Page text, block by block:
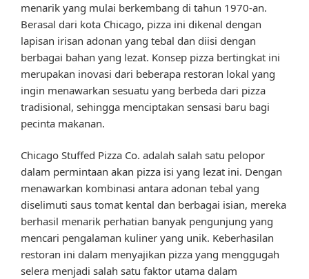
menarik yang mulai berkembang di tahun 1970-an.
Berasal dari kota Chicago, pizza ini dikenal dengan
lapisan irisan adonan yang tebal dan diisi dengan
berbagai bahan yang lezat. Konsep pizza bertingkat ini
merupakan inovasi dari beberapa restoran lokal yang
ingin menawarkan sesuatu yang berbeda dari pizza
tradisional, sehingga menciptakan sensasi baru bagi
pecinta makanan.
Chicago Stuffed Pizza Co. adalah salah satu pelopor
dalam permintaan akan pizza isi yang lezat ini. Dengan
menawarkan kombinasi antara adonan tebal yang
diselimuti saus tomat kental dan berbagai isian, mereka
berhasil menarik perhatian banyak pengunjung yang
mencari pengalaman kuliner yang unik. Keberhasilan
restoran ini dalam menyajikan pizza yang menggugah
selera menjadi salah satu faktor utama dalam